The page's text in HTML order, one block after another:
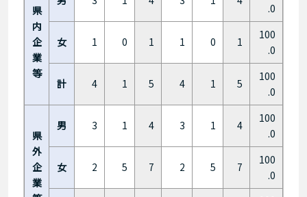
県
内
企
業
等
.0
女 1 0 1 1 0 1
100
.0
計 4 1 5 4 1 5
100
.0
県
外
企
業
男 3 1 4 3 1 4
100
.0
女 2 5 7 2 5 7
100
.0